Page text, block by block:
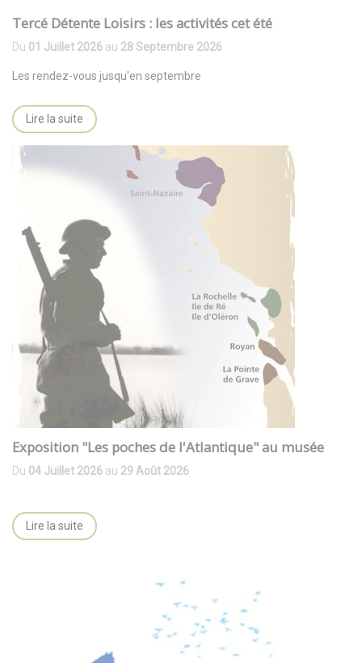
Tercé Détente Loisirs : les activités cet été
Du 01 Juillet 2026 au 28 Septembre 2026
Les rendez-vous jusqu'en septembre
Lire la suite
Exposition "Les poches de l'Atlantique" au musée
Du 04 Juillet 2026 au 29 Août 2026
Lire la suite